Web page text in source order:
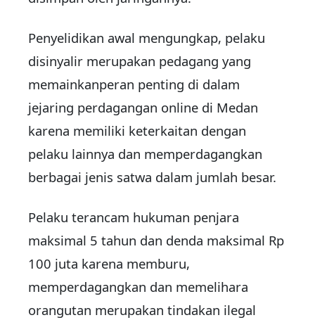
Penyelidikan awal mengungkap, pelaku
disinyalir merupakan pedagang yang
memainkanperan penting di dalam
jejaring perdagangan online di Medan
karena memiliki keterkaitan dengan
pelaku lainnya dan memperdagangkan
berbagai jenis satwa dalam jumlah besar.
Pelaku terancam hukuman penjara
maksimal 5 tahun dan denda maksimal Rp
100 juta karena memburu,
memperdagangkan dan memelihara
orangutan merupakan tindakan ilegal